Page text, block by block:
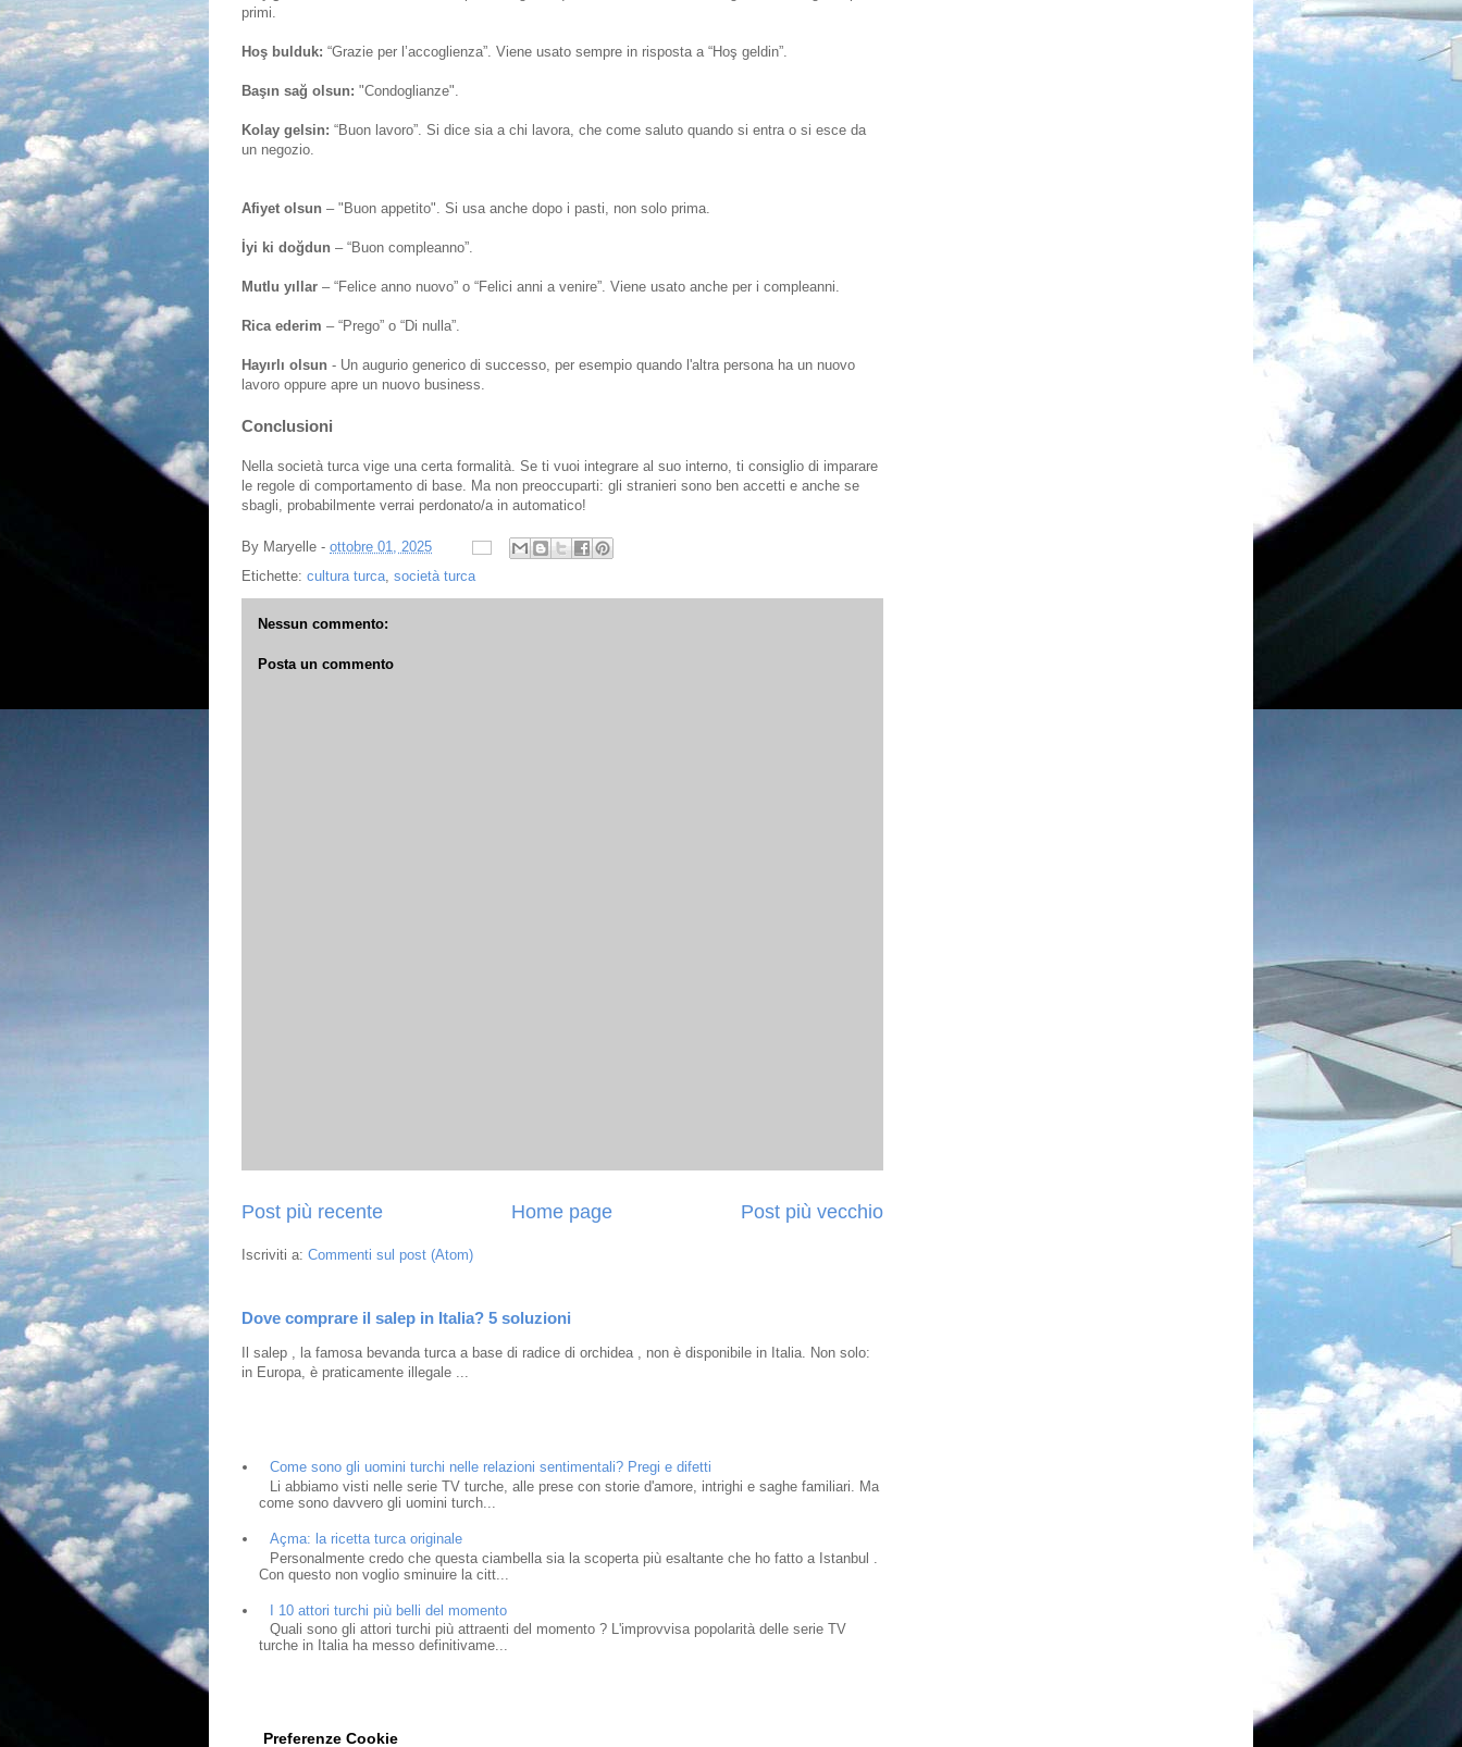
primi.
Hoş bulduk: “Grazie per l’accoglienza”. Viene usato sempre in risposta a “Hoş geldin”.
Başın sağ olsun: "Condoglianze".
Kolay gelsin: “Buon lavoro”. Si dice sia a chi lavora, che come saluto quando si entra o si esce da
un negozio.
Afiyet olsun – "Buon appetito". Si usa anche dopo i pasti, non solo prima.
İyi ki doğdun – “Buon compleanno”.
Mutlu yıllar – “Felice anno nuovo” o “Felici anni a venire”. Viene usato anche per i compleanni.
Rica ederim – “Prego” o “Di nulla”.
Hayırlı olsun - Un augurio generico di successo, per esempio quando l'altra persona ha un nuovo
lavoro oppure apre un nuovo business.
Conclusioni
Nella società turca vige una certa formalità. Se ti vuoi integrare al suo interno, ti consiglio di imparare
le regole di comportamento di base. Ma non preoccuparti: gli stranieri sono ben accetti e anche se
sbagli, probabilmente verrai perdonato/a in automatico!
By Maryelle - ottobre 01, 2025
Etichette: cultura turca società turca
Nessun commento:
Posta un commento
Post più recente Post più vecchio
Home page
Iscriviti a: Commenti sul post (Atom)
Dove comprare il salep in Italia? 5 soluzioni
Il salep , la famosa bevanda turca a base di radice di orchidea , non è disponibile in Italia. Non solo:
in Europa, è praticamente illegale ...
Come sono gli uomini turchi nelle relazioni sentimentali? Pregi e difetti
Li abbiamo visti nelle serie TV turche, alle prese con storie d'amore, intrighi e saghe familiari. Ma
come sono davvero gli uomini turch...
Açma: la ricetta turca originale
Personalmente credo che questa ciambella sia la scoperta più esaltante che ho fatto a Istanbul .
Con questo non voglio sminuire la citt...
I 10 attori turchi più belli del momento
Quali sono gli attori turchi più attraenti del momento ? L'improvvisa popolarità delle serie TV
turche in Italia ha messo definitivame...
Preferenze Cookie